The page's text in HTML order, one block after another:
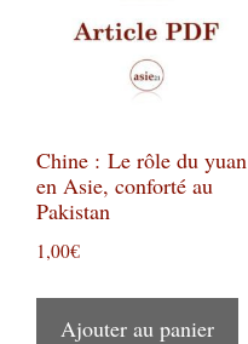
Chine : Le rôle du yuan
en Asie, conforté au
Pakistan
1,00€
Ajouter au panier